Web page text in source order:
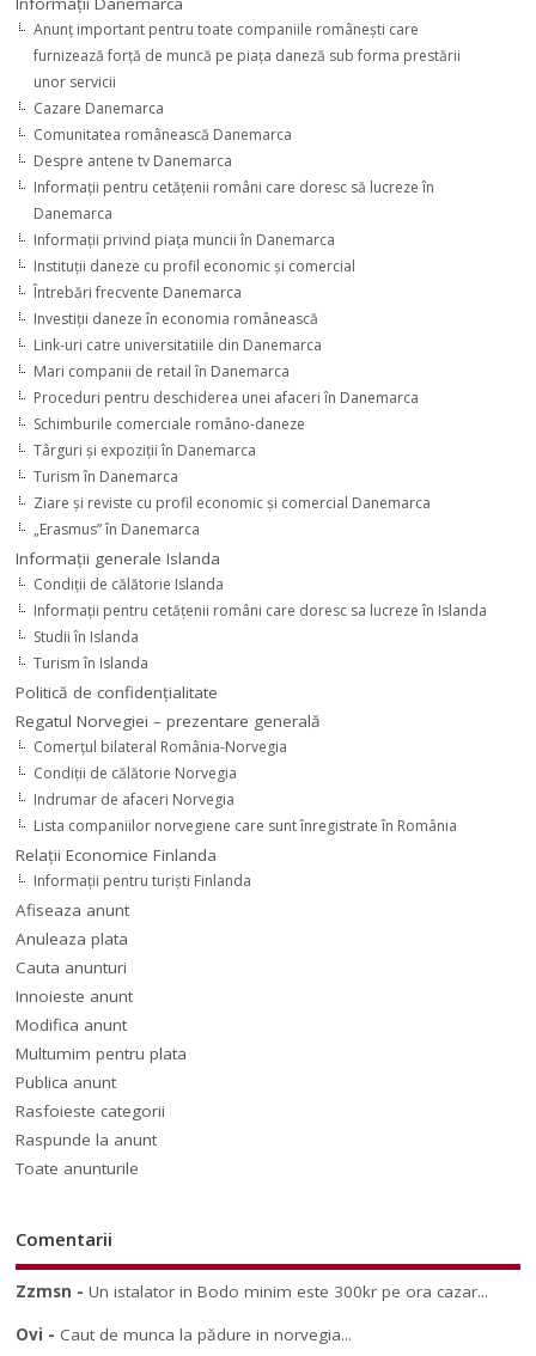
Anunţ important pentru toate companiile româneşti care
furnizează forţă de muncă pe piaţa daneză sub forma prestării
unor servicii
Cazare Danemarca
Comunitatea românească Danemarca
Despre antene tv Danemarca
Informaţii pentru cetăţenii români care doresc să lucreze în
Danemarca
Informaţii privind piaţa muncii în Danemarca
Instituţii daneze cu profil economic şi comercial
Întrebări frecvente Danemarca
Investiţii daneze în economia românească
Link-uri catre universitatiile din Danemarca
Mari companii de retail în Danemarca
Proceduri pentru deschiderea unei afaceri în Danemarca
Schimburile comerciale româno-daneze
Târguri şi expoziţii în Danemarca
Turism în Danemarca
Ziare şi reviste cu profil economic şi comercial Danemarca
„Erasmus” în Danemarca
Informaţii generale Islanda
Condiţii de călătorie Islanda
Informaţii pentru cetăţenii români care doresc sa lucreze în Islanda
Studii în Islanda
Turism în Islanda
Politică de confidențialitate
Regatul Norvegiei – prezentare generală
Comerţul bilateral România-Norvegia
Condiții de călătorie Norvegia
Indrumar de afaceri Norvegia
Lista companiilor norvegiene care sunt înregistrate în România
Relaţii Economice Finlanda
Informaţii pentru turişti Finlanda
Afiseaza anunt
Anuleaza plata
Cauta anunturi
Innoieste anunt
Modifica anunt
Multumim pentru plata
Publica anunt
Rasfoieste categorii
Raspunde la anunt
Toate anunturile
Comentarii
Zzmsn -Un istalator in Bodo minim este 300kr pe ora cazar...
Ovi - Caut de munca la pădure in norvegia...